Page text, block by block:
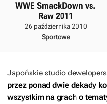
WWE SmackDown vs.
Raw 2011
26 października 2010
Sportowe
Japońskie studio
przez ponad dwie dekady
wszystkim na grach o